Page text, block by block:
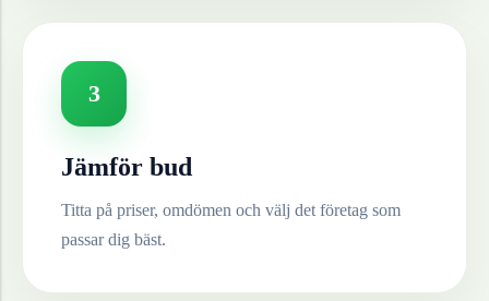
3
Jämför bud
Titta på priser, omdömen och välj det företag som
passar dig bäst.